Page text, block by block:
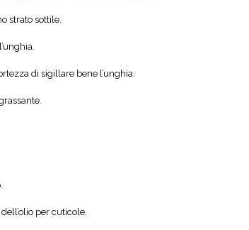
strato sottile.
di sigillare bene l’unghia.
per cuticole.